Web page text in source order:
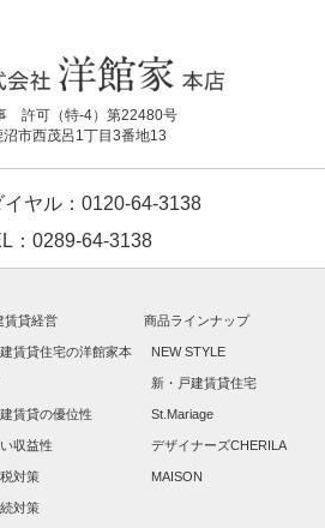
許可（特-4）第22480号
沼市西茂呂1丁目3番地13
イヤル：0120-64-3138
：0289-64-3138
賃貸経営
建賃貸住宅の洋館家本
賃貸の優位性
収益性
対策
対策
商品ラインナップ
NEW STYLE
新・戸建賃貸住宅
St.Mariage
デザイナーズCHERILA
MAISON